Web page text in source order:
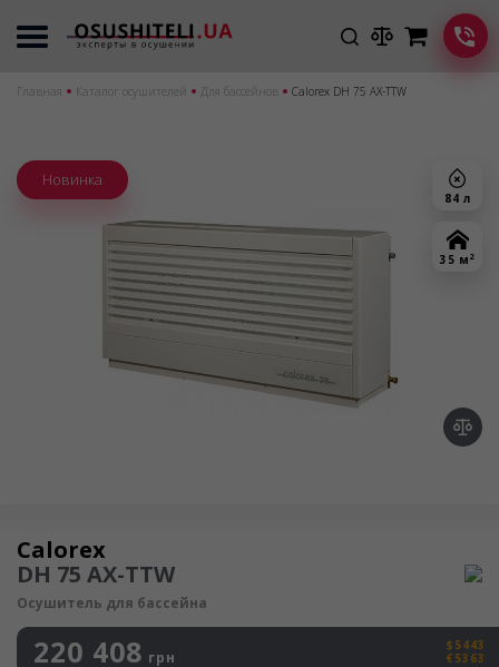
Главная Каталог осушителей Для бассейнов Calorex DH 75 AX-TTW
84 л
35 м 2
Новинка
Осушитель воздуха
Calorex
DH 75 AX-TTW
Осушитель для бассейна
220 408 грн
$5443
€5363